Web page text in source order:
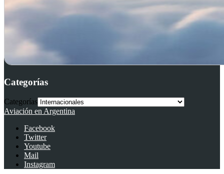
Categorías
Categorías
Aviación en Argentina
Facebook
Twitter
Youtube
Mail
Instagram